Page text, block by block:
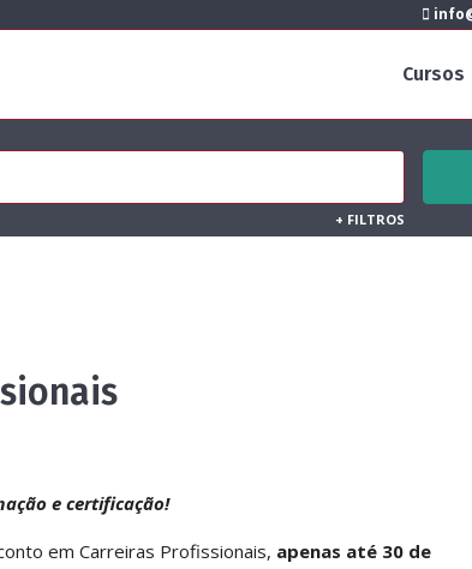
Cursos
+ FILTROS
e certificação!
em Carreiras Profissionais, apenas até 30 de